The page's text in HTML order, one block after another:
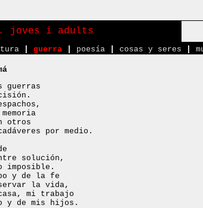
joves i adults
guerra poesía cosas y seres
guerras
otros
por medio.
solución,
imposible.
y de la fe
la vida,
mi trabajo
y de mis hijos.